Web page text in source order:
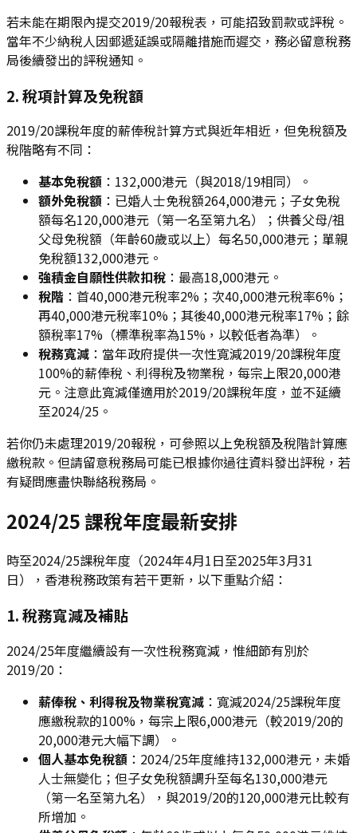
若未能在期限內提交2019/20報稅表，可能招致罰款或評稅。
當年不少納稅人因郵遞延誤或隔離措施而遲交，務必留意稅務
局後續發出的評稅通知。
2. 稅項計算及免稅額
2019/20課稅年度的薪俸稅計算方式與近年相近，但免稅額及
稅階略有不同：
基本免稅額 ：132,000港元（與2018/19相同）。
額外免稅額 ：已婚人士免稅額264,000港元；子女免稅
額每名120,000港元（第一名至第九名）；供養父母/祖
父母免稅額（年齡60歲或以上）每名50,000港元；單親
免稅額132,000港元。
強積金自願性供款扣稅 ：最高18,000港元。
稅階 ：首40,000港元稅率2%；次40,000港元稅率6%；
再40,000港元稅率10%；其後40,000港元稅率17%；餘
額稅率17%（標準稅率為15%，以較低者為準）。
稅務寬減 ：當年政府提供一次性寬減2019/20課稅年度
100%的薪俸稅、利得稅及物業稅，每宗上限20,000港
元。注意此寬減僅適用於2019/20課稅年度，並不延續
至2024/25。
若你仍未處理2019/20報稅，可參照以上免稅額及稅階計算應
繳稅款。但請留意稅務局可能已根據你過往資料發出評稅，若
有疑問應盡快聯絡稅務局。
2024/25 課稅年度最新安排
時至2024/25課稅年度（2024年4月1日至2025年3月31
日），香港稅務政策有若干更新，以下重點介紹：
1. 稅務寬減及補貼
2024/25年度繼續設有一次性稅務寬減，惟細節有別於
2019/20：
薪俸稅、利得稅及物業稅寬減 ：寬減2024/25課稅年度
應繳稅款的100%，每宗上限6,000港元（較2019/20的
20,000港元大幅下調）。
個人基本免稅額 ：2024/25年度維持132,000港元，未婚
人士無變化；但子女免稅額調升至每名130,000港元
（第一名至第九名），與2019/20的120,000港元比較有
所增加。